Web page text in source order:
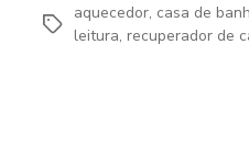
Etiquetas
aquecedor, casa de
leitura, recuperador de